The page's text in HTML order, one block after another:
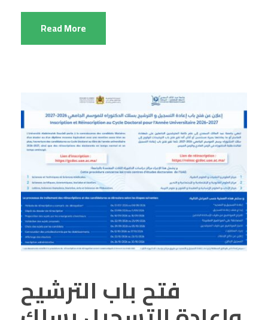
Read More
فتح باب الترشيح